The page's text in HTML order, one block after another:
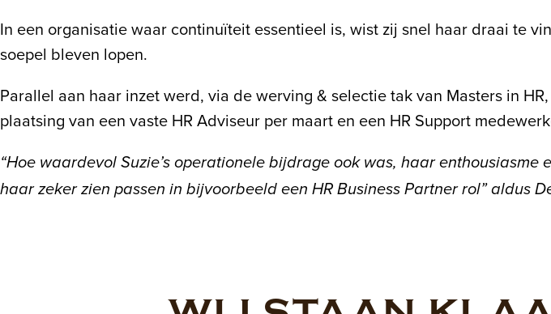
In een organisatie waar continuïteit essentieel is, wist zij snel haar draai te
soepel bleven lopen.
Parallel aan haar inzet werd, via de werving & selectie tak van Masters in
plaatsing van een vaste HR Adviseur per maart en een HR Support
“Hoe waardevol Suzie’s operationele bijdrage ook was, haar
haar zeker zien passen in bijvoorbeeld een HR Business Partner rol” aldus